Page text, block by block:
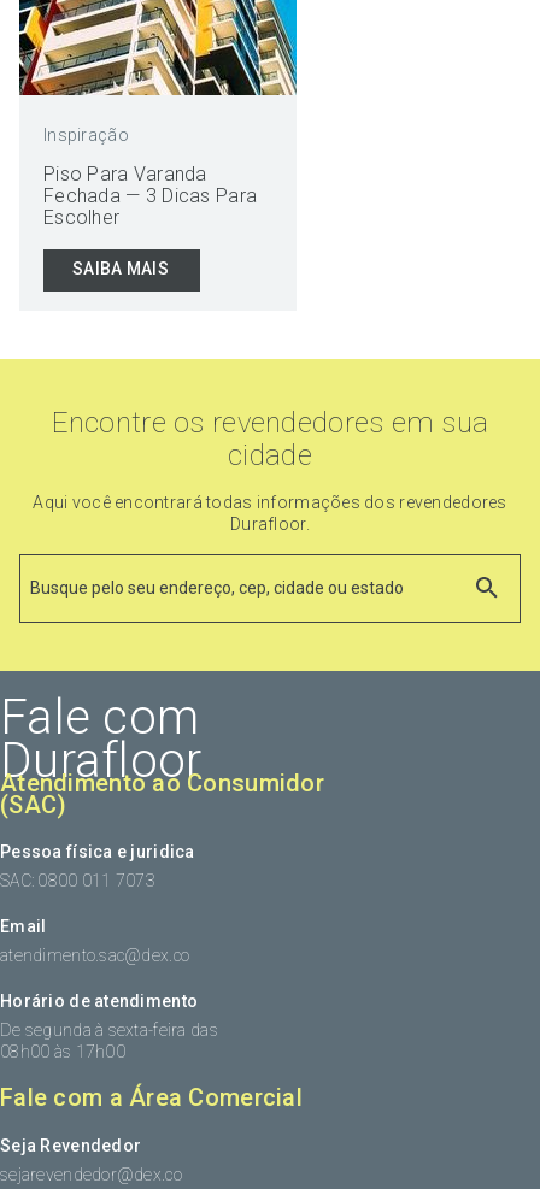
Inspiração
Piso Para Varanda
Fechada — 3 Dicas Para
Escolher
SAIBA MAIS
Encontre os revendedores em sua
cidade
Aqui você encontrará todas informações dos revendedores
Durafloor.
Fale com
Durafloor
Atendimento ao Consumidor
(SAC)
Pessoa física e juridica
SAC: 0800 011 7073
Email
atendimento.sac@dex.co
Horário de atendimento
De segunda à sexta-feira das
08h00 às 17h00
Fale com a Área Comercial
Seja Revendedor
sejarevendedor@dex.co